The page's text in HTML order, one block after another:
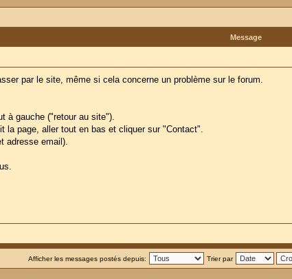
Message
par le site, même si cela concerne un problème sur le forum.
à gauche ("retour au site").
la page, aller tout en bas et cliquer sur "Contact".
adresse email).
Afficher les messages postés depuis: Trier par